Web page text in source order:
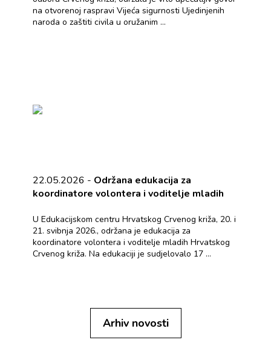
na otvorenoj raspravi Vijeća sigurnosti Ujedinjenih
naroda o zaštiti civila u oružanim ...
22.05.2026 - Održana edukacija za
koordinatore volontera i voditelje mladih
U Edukacijskom centru Hrvatskog Crvenog križa, 20. i
21. svibnja 2026., održana je edukacija za
koordinatore volontera i voditelje mladih Hrvatskog
Crvenog križa. Na edukaciji je sudjelovalo 17 ...
Arhiv novosti